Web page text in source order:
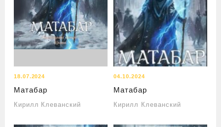
18.07.2024
Матабар
Кирилл Клеванский
04.10.2024
Матабар
Кирилл Клеванский